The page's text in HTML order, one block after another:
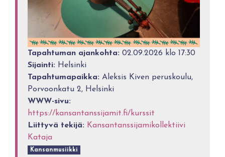
Tapahtuman ajankohta: 02.09.2026 klo 17:30
Sijainti: Helsinki
Tapahtumapaikka: Aleksis Kiven peruskoulu,
Porvoonkatu 2, Helsinki
WWW-sivu:
https://kansantanssijamit.fi/kurssit
Liittyvä tekijä: Kansantanssijamikollektiivi
Kataja
Kansanmusiikki